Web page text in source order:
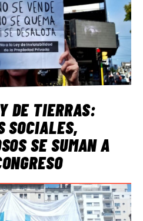
DE TIERRAS:
SOCIALES,
SE SUMAN A